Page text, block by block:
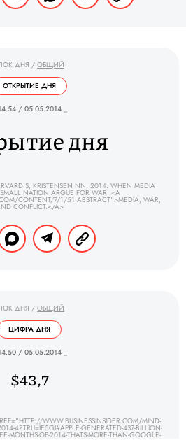
ДНЯ / ОБЩИЙ
ОТКРЫТИЕ ДНЯ
/ 05.05.2014 _
дня
S, KRISTENSEN NN, 2014. WHEN MEDIA
NATION ARGUE FOR WAR. <A
CONTENT/7/1/51.ABSTRACT">MEDIA, WAR,
CONFLICT.</A>
ДНЯ / ОБЩИЙ
ЦИФРА ДНЯ
/ 05.05.2014 _
$43,7
WWW.BUSINESSINSIDER.COM/MIND-
4?TRU=IE5GI#APPLE-GENERATED-437-BILLION-
MONTHS-OF-2014-THATS-MORE-THAN-GOOGLE-